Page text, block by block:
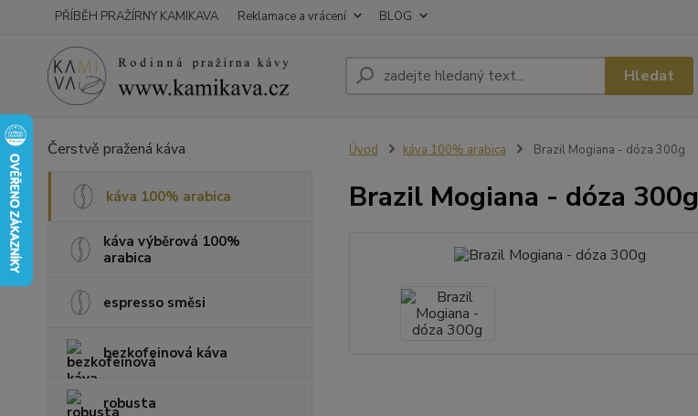
PŘÍBĚH PRAŽÍRNY KAMIKAVA Reklamace a vrácení BLOG
Hledat
Čerstvě pražená káva
káva 100% arabica
káva výběrová 100%
arabica
espresso směsi
bezkofeinová káva
robusta
Úvod káva 100% arabica Brazil Mogiana - dóza 300g
Brazil Mogiana - dóza 300g